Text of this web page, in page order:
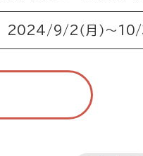
2024/9/2（月）～10/